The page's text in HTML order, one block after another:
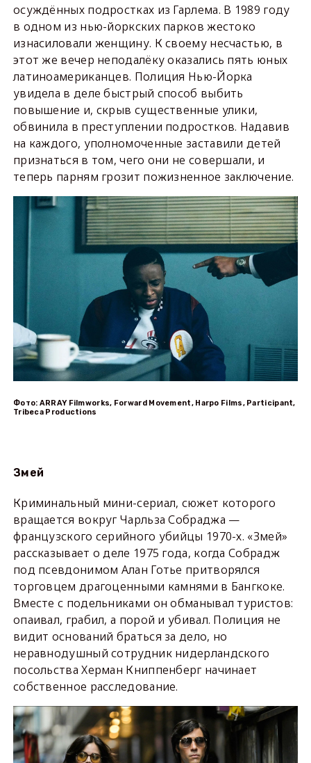
осуждённых подростках из Гарлема. В 1989 году
в одном из нью-йоркских парков жестоко
изнасиловали женщину. К своему несчастью, в
этот же вечер неподалёку оказались пять юных
латиноамериканцев. Полиция Нью-Йорка
увидела в деле быстрый способ выбить
повышение и, скрыв существенные улики,
обвинила в преступлении подростков. Надавив
на каждого, уполномоченные заставили детей
признаться в том, чего они не совершали, и
теперь парням грозит пожизненное заключение.
Фото: ARRAY Filmworks, Forward Movement, Harpo Films, Participant,
Tribeca Productions
Змей
Криминальный мини-сериал, сюжет которого
вращается вокруг Чарльза Собраджа —
французского серийного убийцы 1970-х. «Змей»
рассказывает о деле 1975 года, когда Собрадж
под псевдонимом Алан Готье притворялся
торговцем драгоценными камнями в Бангкоке.
Вместе с подельниками он обманывал туристов:
опаивал, грабил, а порой и убивал. Полиция не
видит оснований браться за дело, но
неравнодушный сотрудник нидерландского
посольства Херман Книппенберг начинает
собственное расследование.